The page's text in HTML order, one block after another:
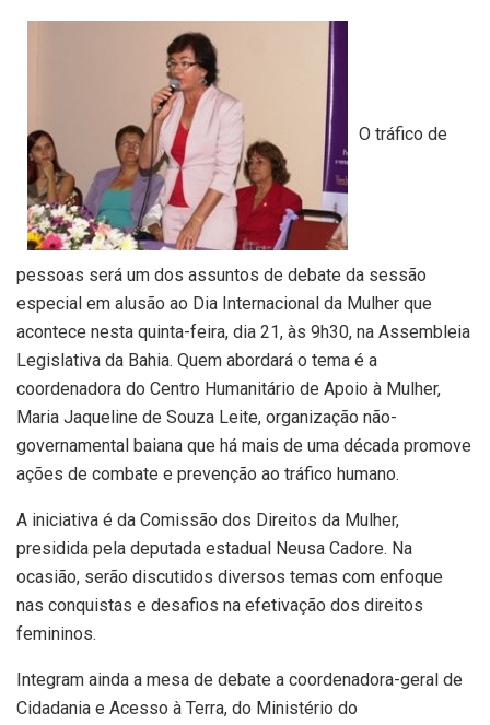
O tráfico de
pessoas será um dos assuntos de debate da sessão
especial em alusão ao Dia Internacional da Mulher que
acontece nesta quinta-feira, dia 21, às 9h30, na Assembleia
Legislativa da Bahia. Quem abordará o tema é a
coordenadora do Centro Humanitário de Apoio à Mulher,
Maria Jaqueline de Souza Leite, organização não-
governamental baiana que há mais de uma década promove
ações de combate e prevenção ao tráfico humano.
A iniciativa é da Comissão dos Direitos da Mulher,
presidida pela deputada estadual Neusa Cadore. Na
ocasião, serão discutidos diversos temas com enfoque
nas conquistas e desafios na efetivação dos direitos
femininos.
Integram ainda a mesa de debate a coordenadora-geral de
Cidadania e Acesso à Terra, do Ministério do